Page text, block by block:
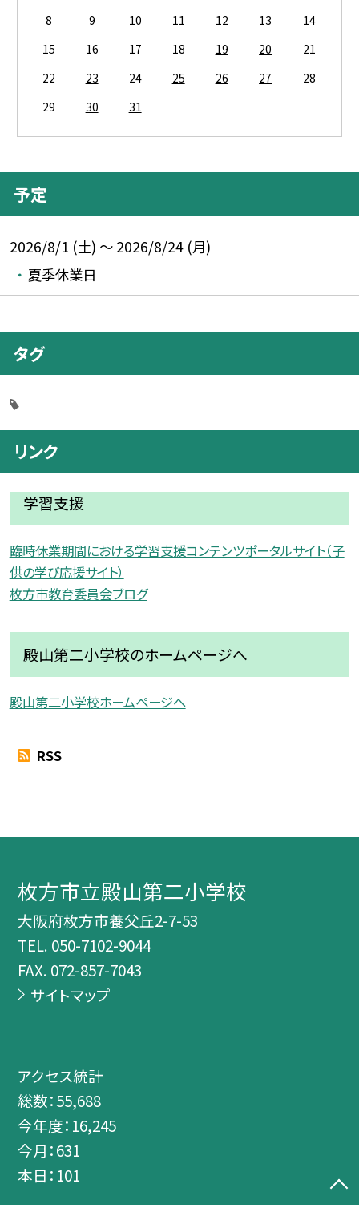
8
9 10 11 12 13
14
15
16 17 18 19 20
21
22
23 24 25 26 27
28
29
30 31
予定
2026/8/1 (土) ～ 2026/8/24 (月)
夏季休業日
タグ
リンク
学習支援
臨時休業期間における学習支援コンテンツポータルサイト（子
供の学び応援サイト）
枚方市教育委員会ブログ
殿山第二小学校のホームページへ
殿山第二小学校ホームページへ
RSS
枚方市立殿山第二小学校
大阪府枚方市養父丘2-7-53
TEL. 050-7102-9044
FAX. 072-857-7043
サイトマップ
アクセス統計
総数：55,688
今年度： 16,245
今月：631
本日： 101